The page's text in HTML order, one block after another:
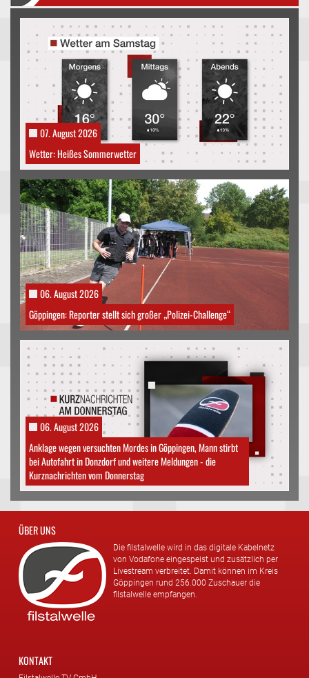
07. August 2026
Wetter: Heißes Sommerwetter
06. August 2026
Göppingen: Reporter stellt sich großer „Polizei-Challenge“
06. August 2026
Anklage wegen versuchten Mordes in Göppingen, Mann stirbt
bei Autofahrt in Donzdorf und weitere Meldungen - die
Kurznachrichten vom Donnerstag
ÜBER UNS
Die filstalwelle wird in das digitale Kabelnetz
von Vodafone eingespeist und zusätzlich per
Livestream verbreitet. Damit können im Kreis
Göppingen rund 256.000 Zuschauer die
filstalwelle empfangen.
KONTAKT